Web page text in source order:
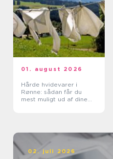
01. august 2026
Hårde hvidevarer i
Rønne: sådan får du
mest muligt ud af dine
02. juli 2026